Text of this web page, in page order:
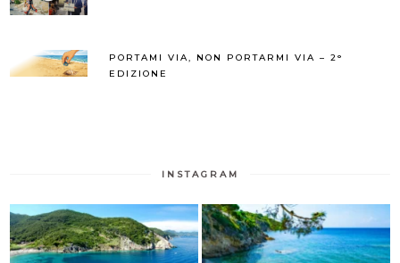
PORTAMI VIA, NON PORTARMI VIA – 2°
EDIZIONE
INSTAGRAM